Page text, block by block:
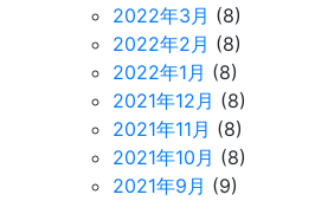
2022年3月 (8)
2022年2月 (8)
2022年1月 (8)
2021年12月 (8)
2021年11月 (8)
2021年10月 (8)
2021年9月 (9)